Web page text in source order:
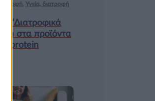
, Υγεία, διατροφή
“Διατροφικά
στα προϊόντα
protein